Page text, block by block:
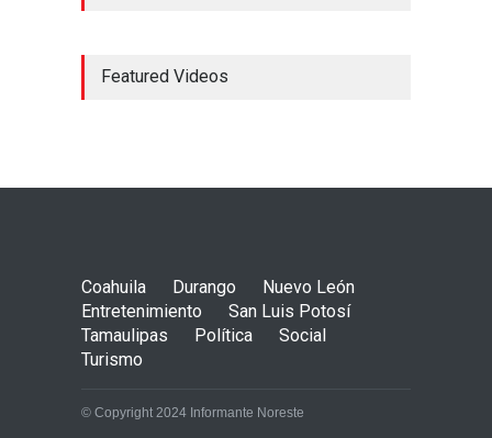
Featured Videos
Coahuila Durango
Nuevo León
Entretenimiento
San Luis Potosí
Tamaulipas
Política
Social
Turismo
© Copyright 2024 Informante Noreste